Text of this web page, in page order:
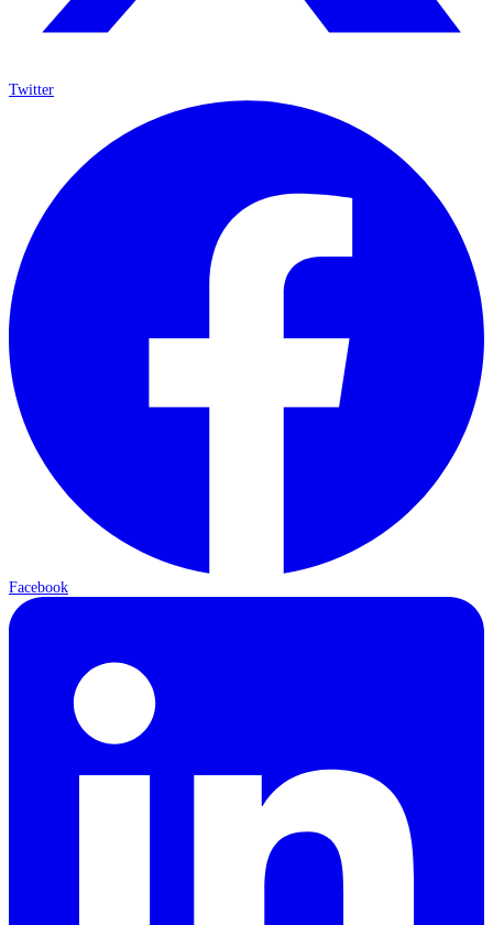
Twitter
Facebook